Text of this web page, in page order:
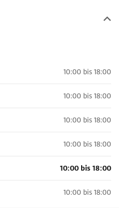
10:00 bis 18:00
10:00 bis 18:00
10:00 bis 18:00
10:00 bis 18:00
10:00 bis 18:00
10:00 bis 18:00